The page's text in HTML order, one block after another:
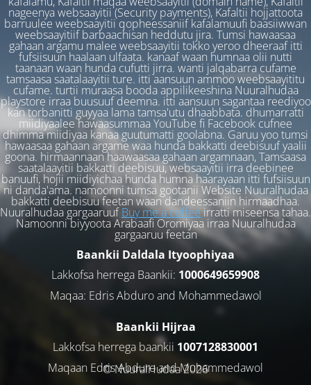
nageenya websaayitii (Security payments), Kafaltii hojjattoota
barruulee weebsaayitii qopheessaniif kafalamuufi baasiiwwan
weebsaayitiif barbaachisan heddutu jira. Tumsi hawaasaa
gahaan argamu malee weebsaayitii tokko yeroo dheeraaf itti
fufsiisuun haalaan ulfaata. kanaaf waan humnaa olii nutti
taanaan waan hunda cufutti jirra. wanti jalqabarra cufame
tamsaasa saatalaayitii ture. itti aansuun ammoo weebsaayititu
cufame. turtii muraasa booda appilikeeshina Nuuralhudaa
playstore irraa buusuuf deemna. itti aansuun sagantaa reediyoo
kan torbanitti guyyaa lama tamsa'utu dhaabbata. dhumarratti
miidiyaalee hawaasummaa YouTube fi Facebook cufnee
dhimma miidiyaa kanaa guutumatti goolabna. Garuu yoo tumsi
hawaasaa gahaan argame waa hunda bakkatti deebisuuf yaalii
goona. hirmaannaan haawaasaa gahaan argamnaan, Tamsaasa
saatalaayitii bakkatti deebisuu, websaayitii irra deebinee
banuufi, hojii miidiyichaa hunda humna haarayaan itti fufsiisuun
ni danda'ama. namoonni tumsa gootanii Website Nuuralhudaa
bakkatti deebisuu feetan waan dandeessaniin hirmaadhaa.
Nuuralhudaa gargaaruufBuy me a coffeeirratti miseensa tahaa.
Namoonni biyyoota Arabaafi Oromiyaa irraa Nuuralhudaa
gargaaruu feetan
Baankii Daldala Ityoophiyaa
Lakkofsa herrega Baankii: 1000649659908
Maqaa: Edris Abduro and Mohammedawol
Baankii Hijraa
Lakkofsa herrega baankii 1007128830001
Maqaan Edris Abduro and Muhammedawol
© NuuralHudaa 2026